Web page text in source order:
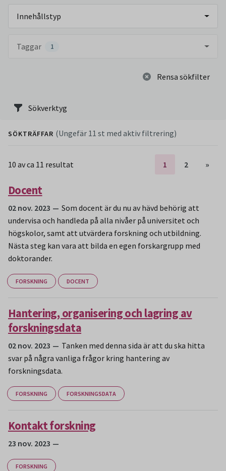
Sökverktyg
Innehållstyp
Taggar 1
Rensa sökfilter
SÖKTRÄFFAR (Ungefär 11 st med aktiv filtrering)
10 av ca 11 resultat 1 2 »
Docent
02 nov. 2023
Som docent är du nu av hävd behörig att
undervisa och handleda på alla nivåer på universitet och
högskolor, samt att utvärdera forskning och utbildning.
Nästa steg kan vara att bilda en egen forskargrupp med
doktorander.
FORSKNING DOCENT
Hantering, organisering och lagring av
forskningsdata
02 nov. 2023
Tanken med denna sida är att du ska hitta
svar på några vanliga frågor kring hantering av
forskningsdata.
FORSKNING FORSKNINGSDATA
Kontakt forskning
23 nov. 2023
FORSKNING